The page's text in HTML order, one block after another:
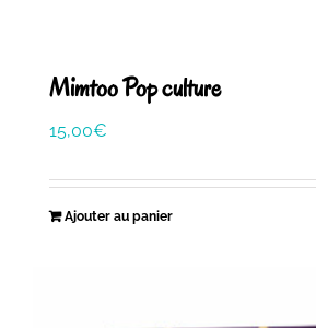
Mimtoo Pop culture
15,00€
Ajouter au panier